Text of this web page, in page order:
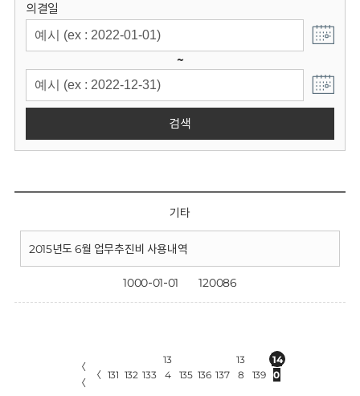
의결일
~
검색
기타
2015년도 6월 업무추진비 사용내역
1000-01-01 120086
〈
〈
〈 131 132 133
13
4
135 136 137
13
8
139
14
0